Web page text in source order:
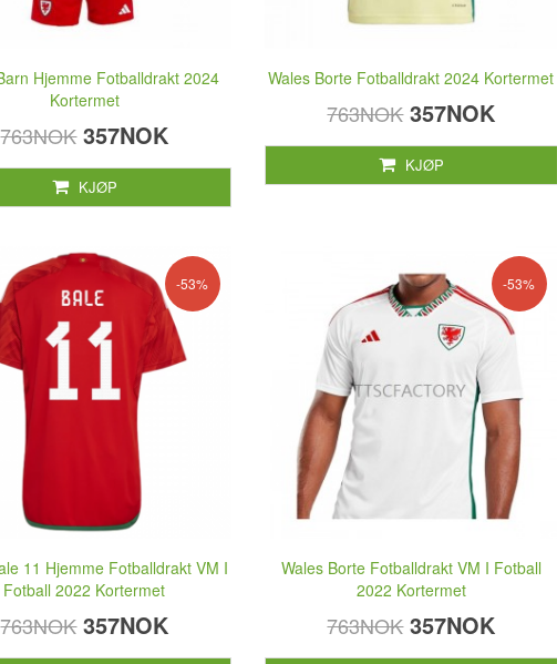
Hjemme Fotballdrakt 2024
Kortermet
763NOK 357NOK
KJØP
Wales Borte Fotballdrakt 2024 Kortermet
763NOK 357NOK
KJØP
-53%
11 Hjemme Fotballdrakt VM I
Fotball 2022 Kortermet
763NOK 357NOK
-53%
Wales Borte Fotballdrakt VM I Fotball
2022 Kortermet
763NOK 357NOK